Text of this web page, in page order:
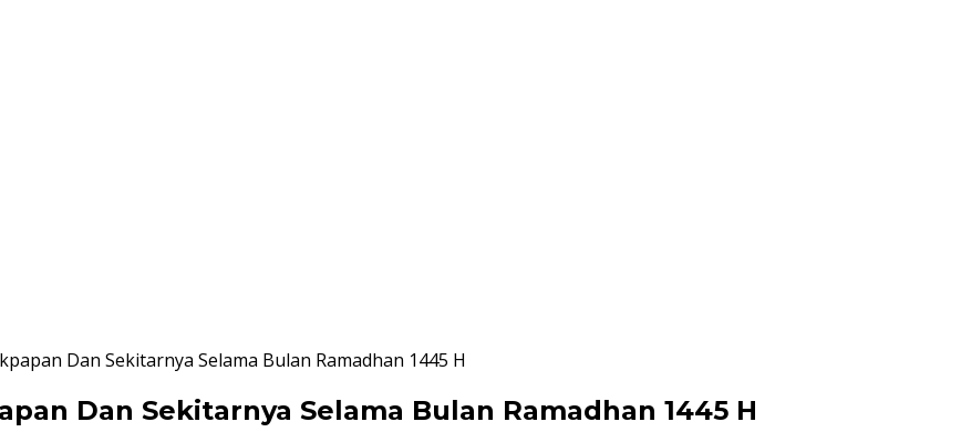
Dan Sekitarnya Selama Bulan Ramadhan 1445 H
Dan Sekitarnya Selama Bulan Ramadhan 1445 H